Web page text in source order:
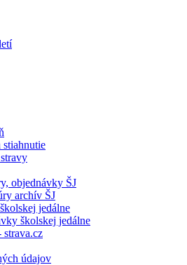
objednávky ŠJ
archív ŠJ
jedálne
školskej jedálne
strava.cz
údajov